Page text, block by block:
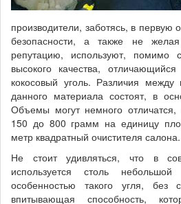
производители, заботясь, в первую
безопасности, а также не
репутацию, используют, помимо
высокого качества,
кокосовый уголь. Различия
данного материала состоят, в
Объемы могут немного
150 до 800 грамм на единицу
метр квадратный очистителя салона.
Не стоит удивляться, что в
используется столь
особенностью такого угля, без
впитывающая способность,